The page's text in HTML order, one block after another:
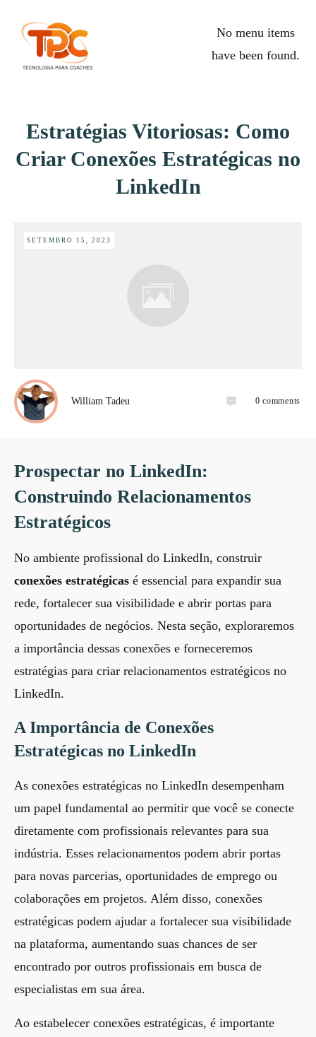
No menu items
have been found.
Estratégias Vitoriosas: Como
Criar Conexões Estratégicas no
LinkedIn
SETEMBRO 15, 2023
William Tadeu 0 comments
Prospectar no LinkedIn:
Construindo Relacionamentos
Estratégicos
No ambiente profissional do LinkedIn, construir
conexões estratégicas é essencial para expandir sua
rede, fortalecer sua visibilidade e abrir portas para
oportunidades de negócios. Nesta seção, exploraremos
a importância dessas conexões e forneceremos
estratégias para criar relacionamentos estratégicos no
LinkedIn.
A Importância de Conexões
Estratégicas no LinkedIn
As conexões estratégicas no LinkedIn desempenham
um papel fundamental ao permitir que você se conecte
diretamente com profissionais relevantes para sua
indústria. Esses relacionamentos podem abrir portas
para novas parcerias, oportunidades de emprego ou
colaborações em projetos. Além disso, conexões
estratégicas podem ajudar a fortalecer sua visibilidade
na plataforma, aumentando suas chances de ser
encontrado por outros profissionais em busca de
especialistas em sua área.
Ao estabelecer conexões estratégicas, é importante